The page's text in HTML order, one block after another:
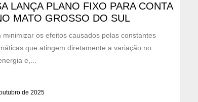
LANÇA PLANO FIXO PARA CONTA
MATO GROSSO DO SUL
minimizar os efeitos causados pelas constantes
que atingem diretamente a variação no
e,...
de 2025